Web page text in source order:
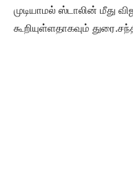
முடியாமல் ஸ்டாலின் மீது
கூறியுள்ளதாகவும்